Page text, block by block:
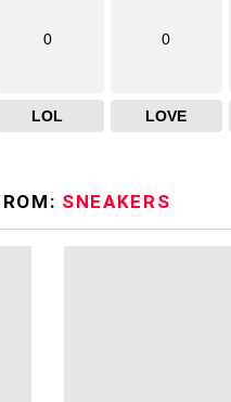
0
LOL
0
LOVE
SNEAKERS